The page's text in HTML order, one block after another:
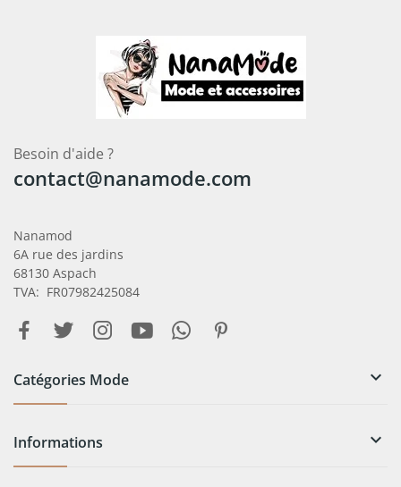
Besoin d'aide ?
contact@nanamode.com
Nanamod
6A rue des jardins
68130 Aspach
TVA: FR07982425084
Catégories Mode 
Informations 